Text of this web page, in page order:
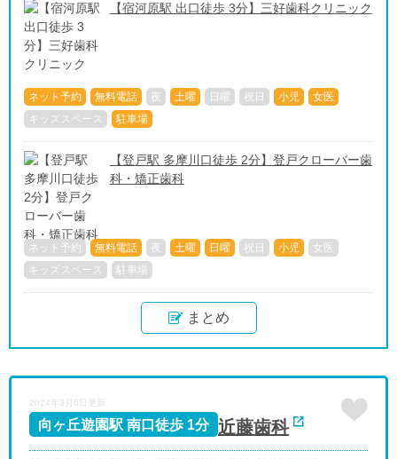
【宿河原駅 出口徒歩 3分】三好歯科クリニック
ネット予約 無料電話 夜 土曜 日曜 祝日 小児
女医
キッズスペース
駐車場
【登戸駅 多摩川口徒歩 2分】登戸クローバー歯
科・矯正歯科
ネット予約 無料電話 夜 土曜 日曜 祝日 小児
女医
キッズスペース
駐車場
まとめ
2024年3月6日更新
近藤歯科
向ヶ丘遊園駅 南口徒歩 1分